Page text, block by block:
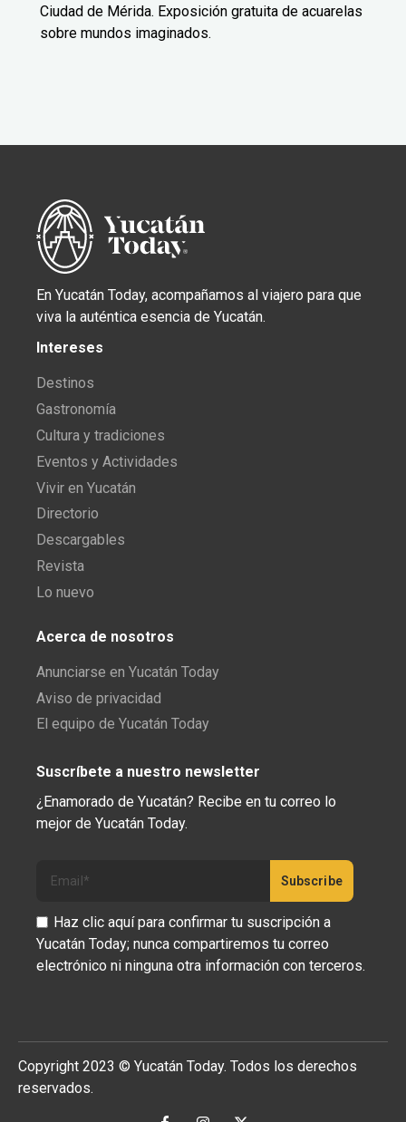
Ciudad de Mérida. Exposición gratuita de acuarelas
sobre mundos imaginados.
En Yucatán Today, acompañamos al viajero para que
viva la auténtica esencia de Yucatán.
Intereses
Destinos
Gastronomía
Cultura y tradiciones
Eventos y Actividades
Vivir en Yucatán
Directorio
Descargables
Revista
Lo nuevo
Acerca de nosotros
Anunciarse en Yucatán Today
Aviso de privacidad
El equipo de Yucatán Today
Suscríbete a nuestro newsletter
¿Enamorado de Yucatán? Recibe en tu correo lo
mejor de Yucatán Today.
Haz clic aquí para confirmar tu suscripción a
Yucatán Today; nunca compartiremos tu correo
electrónico ni ninguna otra información con terceros.
Copyright 2023 © Yucatán Today. Todos los derechos
reservados.